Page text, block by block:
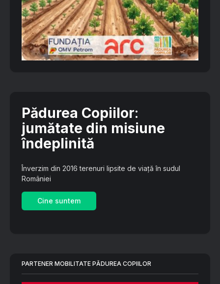
Pădurea Copiilor:
jumătate din misiune
îndeplinită
Înverzim din 2016 terenuri lipsite de viață în sudul
României
Cine suntem
PARTENER MOBILITATE PĂDUREA COPIILOR